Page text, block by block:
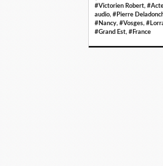
#Victorien Robert,
audio, #Pierre
#Nancy, #Vosges,
#Grand Est, #France